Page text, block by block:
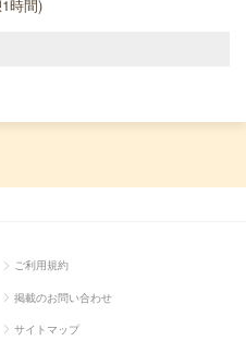
時間)
ご利用規約
掲載のお問い合わせ
サイトマップ